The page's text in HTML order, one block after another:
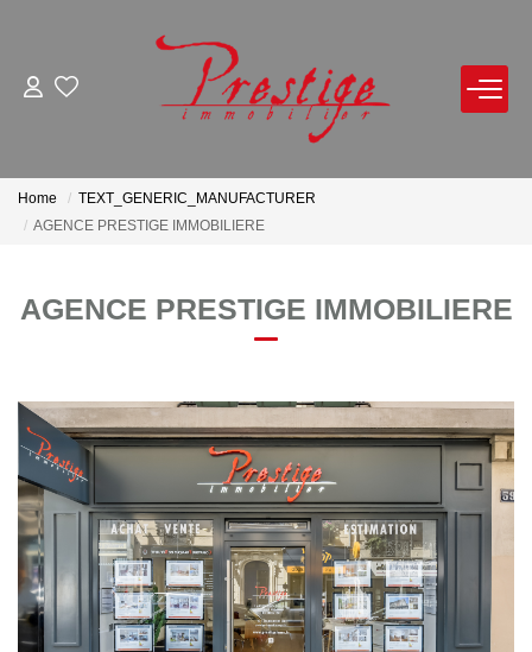
FOR BUY
FOR RENT
Notice Of Value By Appointment
Product Selled
OUR AGENCY
Our News
Our Testimonials
Join Us
Home
TEXT_GENERIC_MANUFACTURER
AGENCE PRESTIGE IMMOBILIERE
AGENCE PRESTIGE IMMOBILIERE